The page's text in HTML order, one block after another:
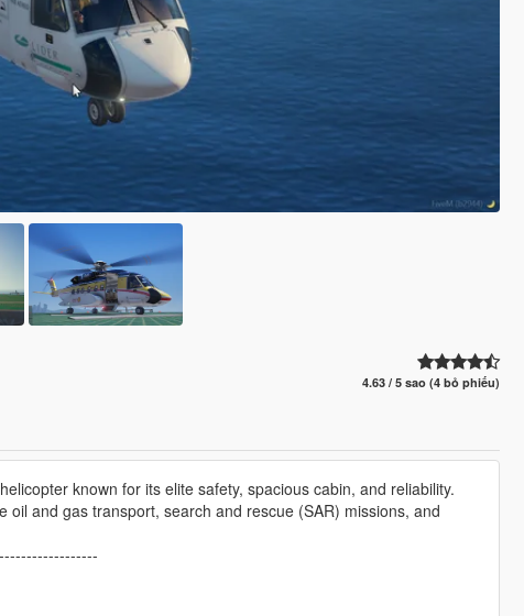
4.63 / 5 sao (4 bỏ phiếu)
known for its elite safety, spacious cabin, and reliability.
and gas transport, search and rescue (SAR) missions, and